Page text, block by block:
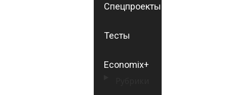
Спецпроекты
Тесты
Economix+